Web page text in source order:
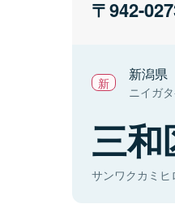
942-
新潟県
ニイガ
三和
サンワクカミヒ